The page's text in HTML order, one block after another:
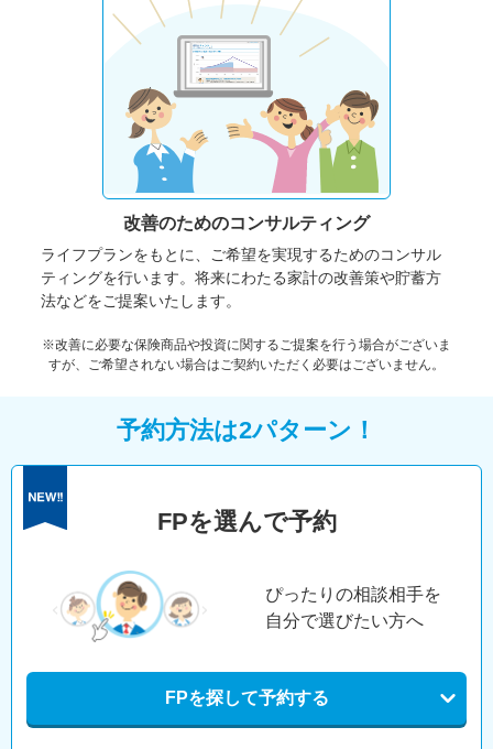
改善のためのコンサルティング
ライフプランをもとに、ご希望を実現するためのコンサル
ティングを行います。将来にわたる家計の改善策や貯蓄方
法などをご提案いたします。
※改善に必要な保険商品や投資に関するご提案を行う場合がございま
すが、ご希望されない場合はご契約いただく必要はございません。
予約方法は2パターン！
FPを選んで予約
ぴったりの相談相手を
自分で選びたい方へ
FPを探して予約する